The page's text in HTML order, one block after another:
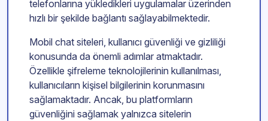
telefonlarına yükledikleri uygulamalar üzerinden
hızlı bir şekilde bağlantı sağlayabilmektedir.
Mobil chat siteleri, kullanıcı güvenliği ve gizliliği
konusunda da önemli adımlar atmaktadır.
Özellikle şifreleme teknolojilerinin kullanılması,
kullanıcıların kişisel bilgilerinin korunmasını
sağlamaktadır. Ancak, bu platformların
güvenliğini sağlamak yalnızca sitelerin